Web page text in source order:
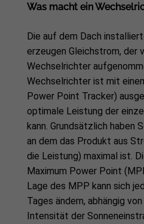
Was macht ein
Die auf dem Dach
erzeugen Gleichstrom, der
Wechselrichter
Wechselrichter ist mit
Power Point Tracker)
optimale Leistung der
kann. Grundsätzlich haben
an dem das Produkt aus
die Leistung) maximal ist.
Maximum Power Point
Lage des MPP kann sich
Tages ändern, abhängig
Intensität der